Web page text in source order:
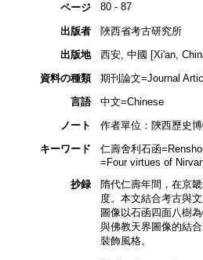
ページ 80 - 87
出版者
陜西省考古研究所
出版地
西安, 中國 [Xi'an,
資料の種類
期刊論文=Journal
言語
中文=Chinese
ノート
作者單位：陝西歷史
キーワード
仁壽舍利石函
=Four virtues of
抄録
隋代仁壽年間，在京
度。本文結合考古與
圖像以石函四面八樹
與佛教天界圖像的結
裝飾風格。